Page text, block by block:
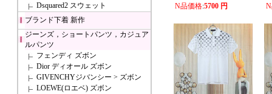
Dsquared2 スウェット
ブランド下着 新作
ジーンズ，ショートパンツ，カジュア
ルパンツ
フェンディ ズボン
Dior ディオール ズボン
GIVENCHYジバンシー > ズボン
LOEWE(ロエベ) ズボン
N品価格:5700 円